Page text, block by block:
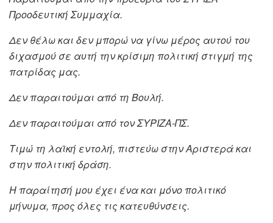
Προοδευτική Συμμαχία.
Δεν θέλω και δεν μπορώ να γίνω μέρος αυτού του
διχασμού σε αυτή την κρίσιμη πολιτική στιγμή της
πατρίδας μας.
Δεν παραιτούμαι από τη Βουλή.
Δεν παραιτούμαι από τον ΣΥΡΙΖΑ-ΠΣ.
Τιμώ τη λαϊκή εντολή, πιστεύω στην Αριστερά και
στην πολιτική δράση.
Η παραίτησή μου έχει ένα και μόνο πολιτικό
μήνυμα, προς όλες τις κατευθύνσεις.